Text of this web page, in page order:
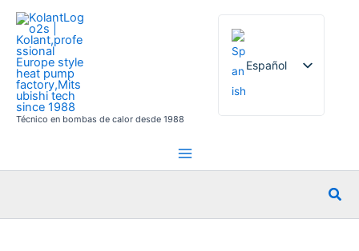
contenido
Técnico en bombas de calor desde 1988
Español
English
German